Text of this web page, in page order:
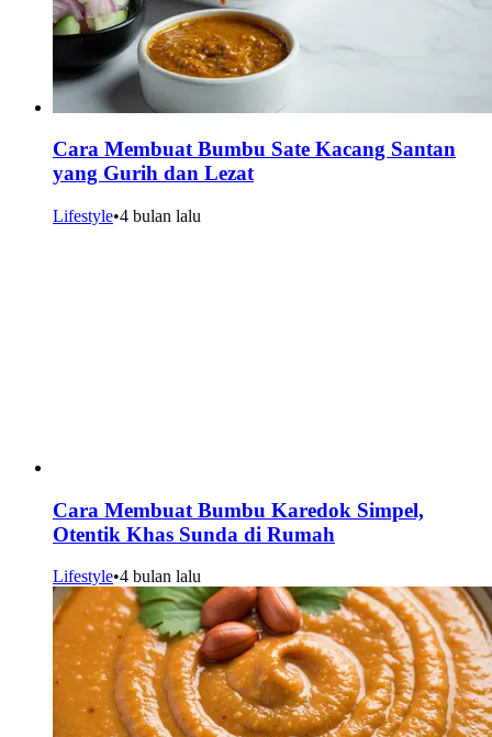
Cara Membuat Bumbu Sate Kacang Santan
yang Gurih dan Lezat
Lifestyle•4 bulan lalu
Cara Membuat Bumbu Karedok Simpel,
Otentik Khas Sunda di Rumah
Lifestyle•4 bulan lalu